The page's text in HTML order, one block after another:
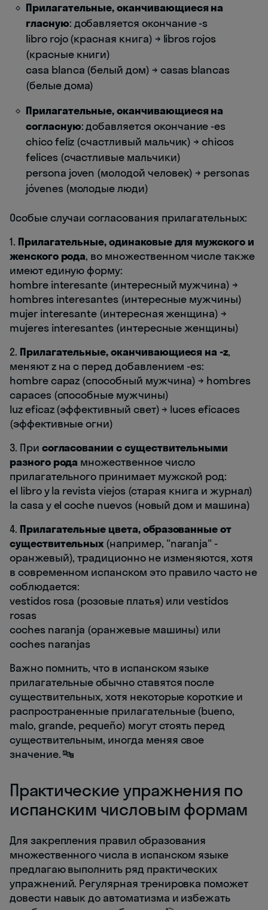
Прилагательные, оканчивающиеся на
гласную: добавляется окончание -s
libro rojo (красная книга) → libros rojos
(красные книги)
casa blanca (белый дом) → casas blancas
(белые дома)
Прилагательные, оканчивающиеся на
согласную: добавляется окончание -es
chico feliz (счастливый мальчик) → chicos
felices (счастливые мальчики)
persona joven (молодой человек) → personas
jóvenes (молодые люди)
Особые случаи согласования прилагательных:
1. Прилагательные, одинаковые для мужского и
женского рода, во множественном числе также
имеют единую форму:
hombre interesante (интересный мужчина) →
hombres interesantes (интересные мужчины)
mujer interesante (интересная женщина) →
mujeres interesantes (интересные женщины)
2. Прилагательные, оканчивающиеся на -z,
меняют z на c перед добавлением -es:
hombre capaz (способный мужчина) → hombres
capaces (способные мужчины)
luz eficaz (эффективный свет) → luces eficaces
(эффективные огни)
3. При согласовании с существительными
разного рода множественное число
прилагательного принимает мужской род:
el libro y la revista viejos (старая книга и журнал)
la casa y el coche nuevos (новый дом и машина)
4. Прилагательные цвета, образованные от
существительных (например, "naranja" -
оранжевый), традиционно не изменяются, хотя
в современном испанском это правило часто не
соблюдается:
vestidos rosa (розовые платья) или vestidos
rosas
coches naranja (оранжевые машины) или
coches naranjas
Важно помнить, что в испанском языке
прилагательные обычно ставятся после
существительных, хотя некоторые короткие и
распространенные прилагательные (bueno,
malo, grande, pequeño) могут стоять перед
существительным, иногда меняя свое
значение. 🔤
Практические упражнения по
испанским числовым формам
Для закрепления правил образования
множественного числа в испанском языке
предлагаю выполнить ряд практических
упражнений. Регулярная тренировка поможет
довести навык до автоматизма и избежать